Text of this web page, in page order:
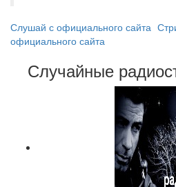
Слушай с официального сайта
официального сайта
Случайные